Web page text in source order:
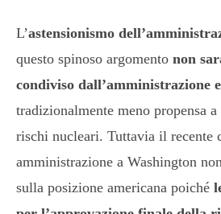
L’astensionismo
questo spinoso argomento non
condiviso dall’amministrazione
tradizionalmente meno propensa
rischi nucleari. Tuttavia il recente
amministrazione a Washington
sulla posizione americana poiché